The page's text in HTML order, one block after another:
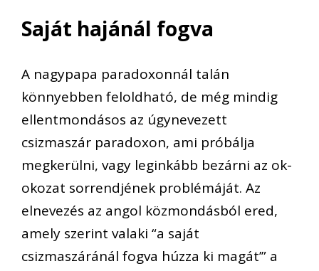
Saját hajánál fogva
A nagypapa paradoxonnál talán
könnyebben feloldható, de még mindig
ellentmondásos az úgynevezett
csizmaszár paradoxon, ami próbálja
megkerülni, vagy leginkább bezárni az ok-
okozat sorrendjének problémáját. Az
elnevezés az angol közmondásból ered,
amely szerint valaki “a saját
csizmaszáránál fogva húzza ki magát’” a